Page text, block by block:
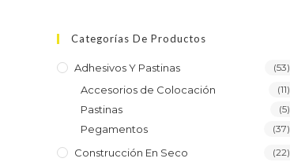
Categorías De Productos
Adhesivos Y Pastinas (53)
Accesorios de Colocación (11)
Pastinas (5)
Pegamentos (37)
Construcción En Seco (22)